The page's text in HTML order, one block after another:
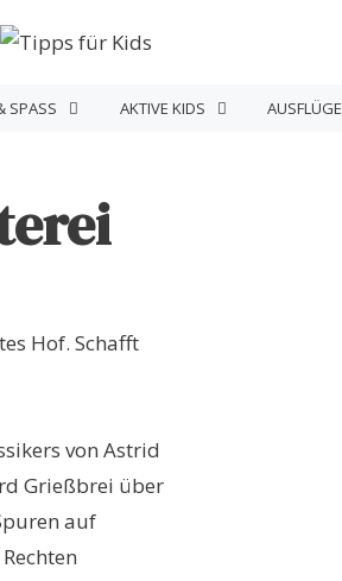
SPASS AKTIVE KIDS
Hof. Schafft
von Astrid
Grießbrei über
auf